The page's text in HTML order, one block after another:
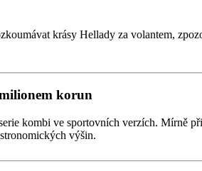
krásy Hellady za volantem,
korun
kombi ve sportovních verzích. Mírně
výšin.